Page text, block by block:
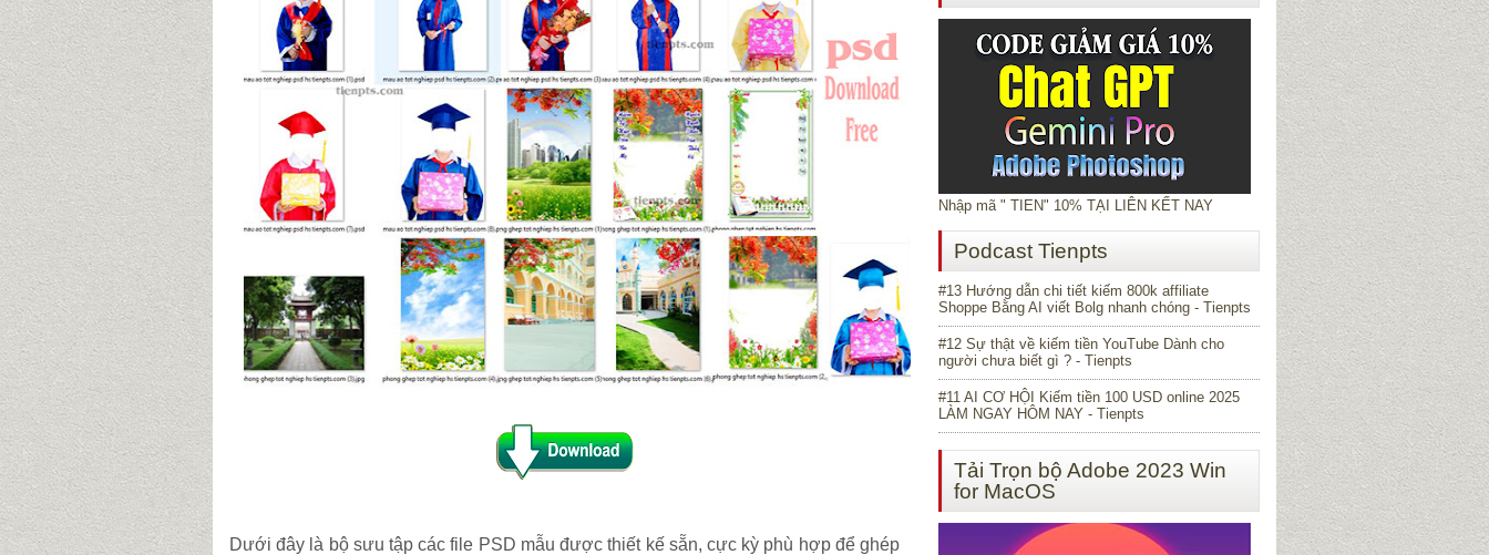
Dưới đây là bộ sưu tập các file PSD mẫu được thiết kế sẵn, cực kỳ phù hợp để ghép
Nhập mã " TIEN" 10% TẠI LIÊN KẾT NAY
Podcast Tienpts
#13 Hướng dẫn chi tiết kiếm 800k affiliate
Shoppe Bằng AI viết Bolg nhanh chóng - Tienpts
#12 Sự thật về kiếm tiền YouTube Dành cho
người chưa biết gì ? - Tienpts
#11 AI CƠ HỘI Kiếm tiền 100 USD online 2025
LÀM NGAY HÔM NAY - Tienpts
Tải Trọn bộ Adobe 2023 Win
for MacOS